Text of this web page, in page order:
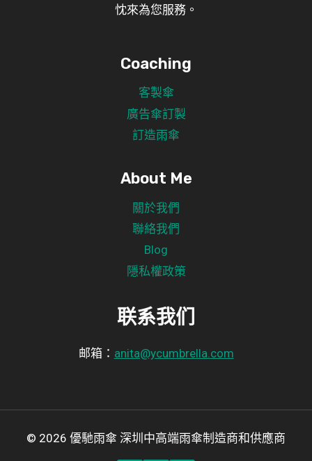
忱來為您服務。
Coaching
客製傘
廣告傘訂製
訂造雨傘
About Me
關於我們
聯絡我們
Blog
隱私權政策
联系我们
邮箱： anita@ycumbrella.com
© 2026 優馳雨傘 深圳中高端雨傘制造商和供應商